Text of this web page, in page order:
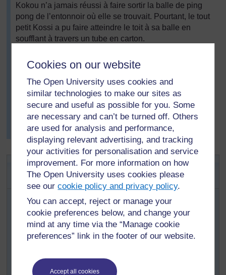
Cookies on our website
The Open University uses cookies and
similar technologies to make our sites as
secure and useful as possible for you. Some
are necessary and can’t be turned off. Others
are used for analysis and performance,
displaying relevant advertising, and tracking
your activities for personalisation and service
improvement. For more information on how
The Open University uses cookies please
see ourcookie policy and privacy policy.
You can accept, reject or manage your
cookie preferences below, and change your
mind at any time via the “Manage cookie
preferences” link in the footer of our website.
Accept all cookies
Kokou n’a jamais réussi à faire sortir la balle de ping
pong de l’entonnoir où elle se trouvait. Pourtant, le tout
petit Kossi a pu faire atteindre le toit à sa balle en
soufflant à travers un tube en carton.
élèves ont même suggéré quelques changements à
Que ce passerait-il si le pont était dans l’autre sens ?
Elle les a félicités et les a laissés tester cette
configuration également. À la fin du cours, ils ont fait
une courte présentation de cette question au directeur
de l’école.
Activité 2: La passionnante course
lente de feuilles de papier
Tout d’abord, démontrez la « course rapide de
feuilles de papier ». Montez sur votre chaise ou
votre bureau tenant aussi haut que possible 2
feuilles de papier A4 identiques, étiquetées A et B.
atterrira la première. Juste avant de les lacher,
froissez la feuille B pour en faire une boule serrée.